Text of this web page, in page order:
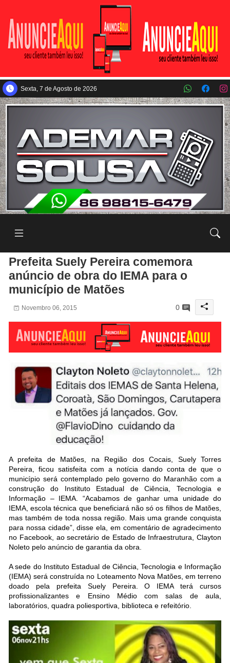
Pular para o conteúdo principal
Sexta, 7 de Agosto de 2026
Prefeita Suely Pereira comemora
anúncio de obra do IEMA para o
município de Matões
Novembro 06, 2015 0
A prefeita de Matões, na Região dos Cocais, Suely Torres
Pereira, ficou satisfeita com a notícia dando conta de que o
município será contemplado pelo governo do Maranhão com a
construção do Instituto Estadual de Ciência, Tecnologia e
Informação – IEMA. “Acabamos de ganhar uma unidade do
IEMA, escola técnica que beneficiará não só os filhos de Matões,
mas também de toda nossa região. Mais uma grande conquista
para nossa cidade”, disse ela, em comentário de agradecimento
no Facebook, ao secretário de Estado de Infraestrutura, Clayton
Noleto pelo anúncio de garantia da obra.
A sede do Instituto Estadual de Ciência, Tecnologia e Informação
(IEMA) será construída no Loteamento Nova Matões, em terreno
doado pela prefeita Suely Pereira. O IEMA terá cursos
profissionalizantes e Ensino Médio com salas de aula,
laboratórios, quadra poliesportiva, biblioteca e refeitório.